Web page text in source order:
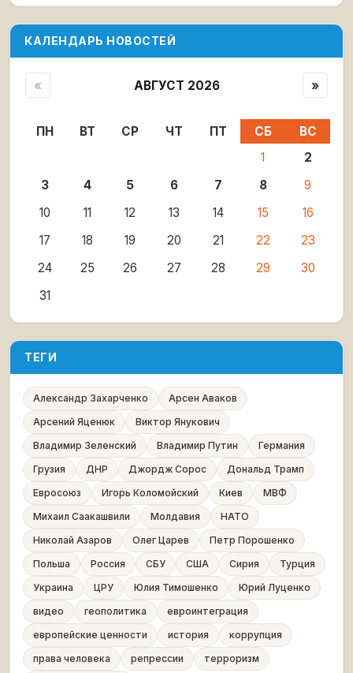
КАЛЕНДАРЬ НОВОСТЕЙ
« АВГУСТ 2026 »
ПН ВТ СР ЧТ ПТ СБ
ВС
1
2
3
4 5 6 7 8
9
10
11 12 13 14 15
16
17
18 19 20 21 22
23
24
25 26 27 28 29
30
31
ТЕГИ
Александр Захарченко
Арсен Аваков
Арсений Яценюк
Виктор Янукович
Владимир Зеленский
Владимир Путин
Германия
Грузия
ДНР Джордж Сорос
Дональд Трамп
Евросоюз
Игорь Коломойский Киев
МВФ
Михаил Саакашвили
Молдавия
НАТО
Николай Азаров
Олег Царев
Петр Порошенко
Польша
Россия СБУ США Сирия
Турция
Украина
ЦРУ Юлия Тимошенко
Юрий Луценко
видео
геополитика
евроинтеграция
европейские ценности
история
коррупция
права человека
репрессии
терроризм